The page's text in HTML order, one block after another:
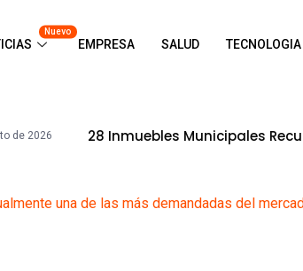
Nuevo
EMPRESA SALUD TECNOLOGIA
Municipales Recuperaron La
una de las más demandadas del